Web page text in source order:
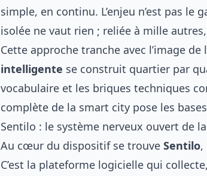
simple, en continu. L’enjeu n’est pas le
isolée ne vaut rien ; reliée à mille
Cette approche tranche avec l’image
intelligente se construit quartier par
vocabulaire et les briques techniques
complète de la smart city pose les
Sentilo : le système nerveux ouvert de
Au cœur du dispositif se trouve Sentilo,
C’est la plateforme logicielle qui